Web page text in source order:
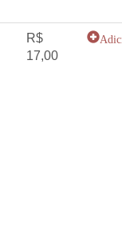
R$
17,00